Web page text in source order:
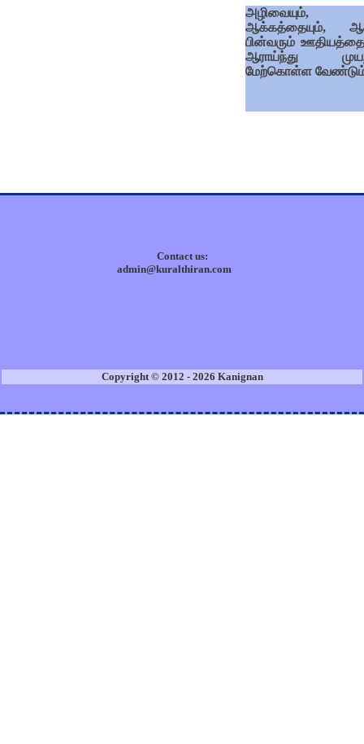
அழிவையும்,
ஆக்கத்தையும்,
பின்வரும்
ஆராய்ந்து
மேற்கொள்ள
Contact us:
admin@kuralthiran.com
Copyright © 2012 - 2026 Kanignan